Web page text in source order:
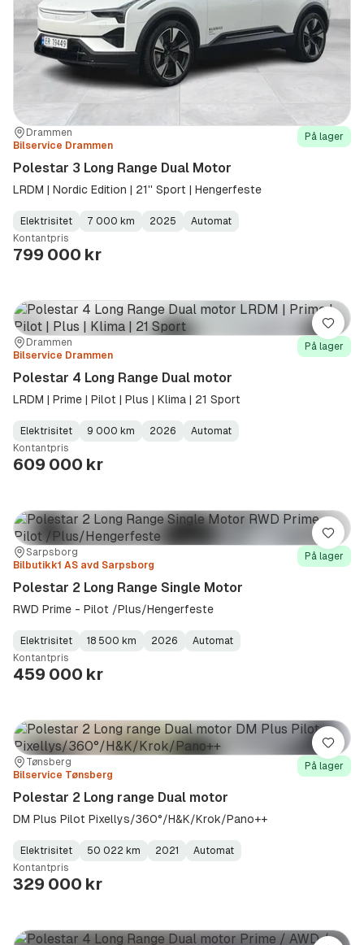
Sted:Drammen
Forhandler:
Bilservice Drammen
På lager
Polestar 3 Long Range Dual Motor
LRDM | Nordic Edition | 21'' Sport | Hengerfeste
Fuel
Type:
Elektrisitet
Kilometerstand:
7 000 km
Model
Year:
2025
Gearbox
Type:
Automat
Kontantpris
799 000 kr
Sted:Drammen
Forhandler:
Bilservice Drammen
På lager
Polestar 4 Long Range Dual motor
LRDM | Prime | Pilot | Plus | Klima | 21 Sport
Fuel
Type:
Elektrisitet
Kilometerstand:
9 000 km
Model
Year:
2026
Gearbox
Type:
Automat
Kontantpris
609 000 kr
Lagre
Sted:
Sarpsborg
Forhandler:
Bilbutikk1 AS avd Sarpsborg
På lager
Polestar 2 Long Range Single Motor
RWD Prime - Pilot /Plus/Hengerfeste
Fuel
Type:
Elektrisitet
Kilometerstand:
18 500 km
Model
Year:
2026
Gearbox
Type:
Automat
Kontantpris
459 000 kr
Lagre
Sted:Tønsberg
Forhandler:
Bilservice Tønsberg
På lager
Polestar 2 Long range Dual motor
DM Plus Pilot Pixellys/360°/H&K/Krok/Pano++
Fuel
Type:
Elektrisitet
Kilometerstand:
50 022 km
Model
Year:
2021
Gearbox
Type:
Automat
Kontantpris
329 000 kr
Lagre